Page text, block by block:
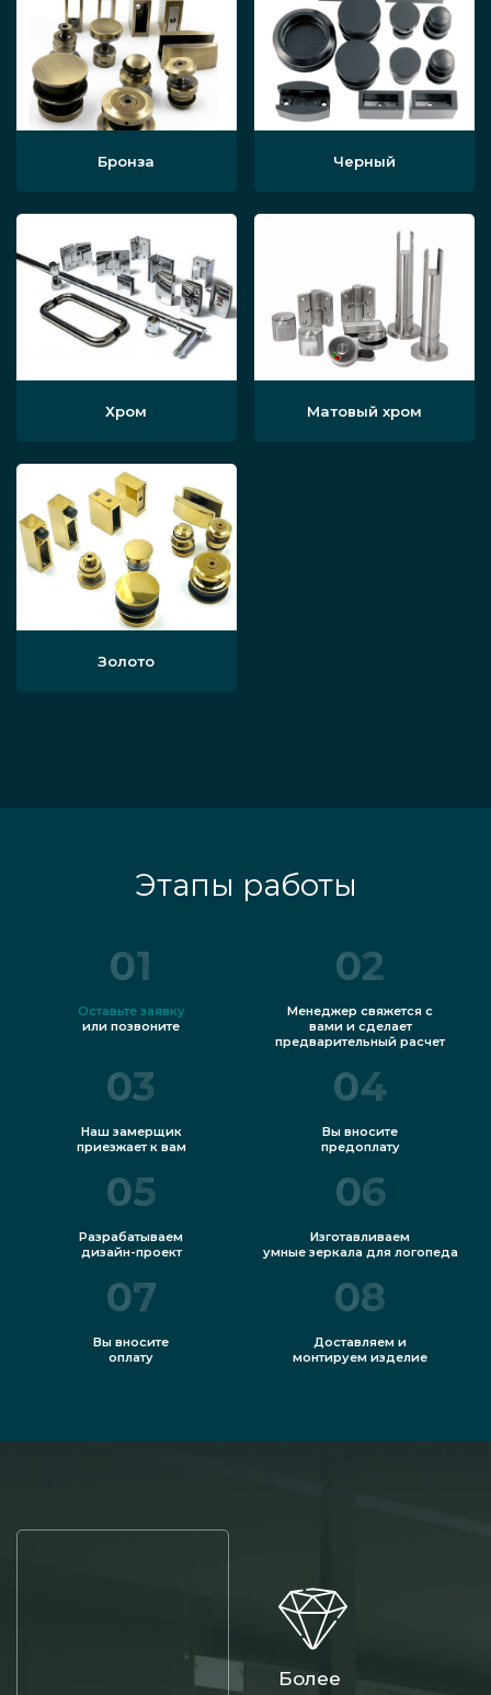
Бронза Черный
Хром Матовый хром
Золото
Этапы работы
01
Оставьте заявку
или позвоните
02
Менеджер свяжется с
вами и сделает
предварительный расчет
03
Наш замерщик
приезжает к вам
04
Вы вносите
предоплату
05
Разрабатываем
дизайн-проект
06
Изготавливаем
умные зеркала для логопеда
07
Вы вносите
оплату
08
Доставляем и
монтируем изделие
Более